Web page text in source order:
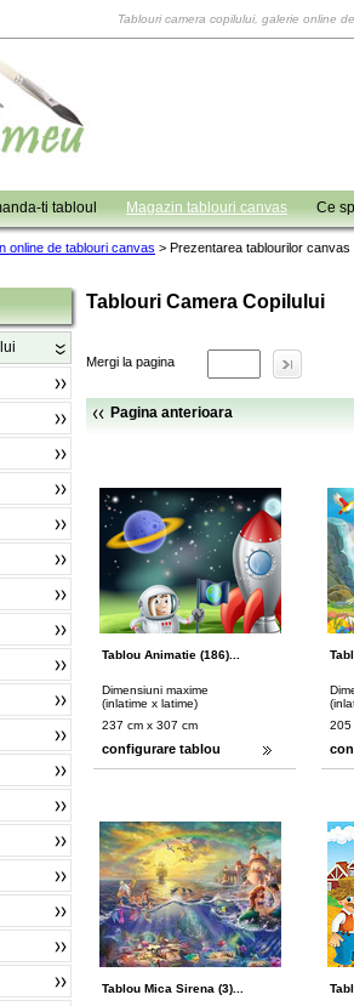
Tablouri camera copilului, galerie online
ti tabloul Magazin tablouri canvas Ce
online de tablouri canvas > Prezentarea tablourilor canvas
Tablouri Camera Copilului
Mergi la pagina
Pagina anterioara
Tablou Animatie (186)...
Dimensiuni maxime
(inlatime x latime)
237 cm x 307 cm
configurare tablou
205
Tablou Mica Sirena (3)...